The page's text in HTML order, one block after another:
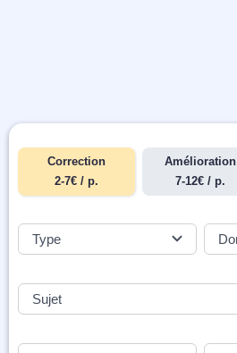
Correction
2-7€ / p.
Amélioration
7-12€ / p.